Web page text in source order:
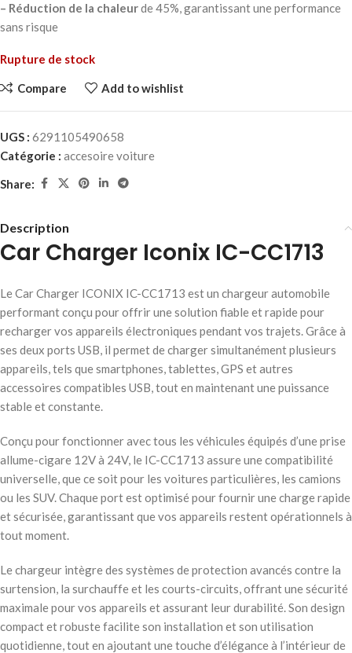
– Réduction de la chaleurde 45%, garantissant une performance
sans risque
Rupture de stock
Compare Add to wishlist
UGS : 6291105490658
Catégorie : accesoire voiture
Share:
Description
Car Charger Iconix IC-CC1713
Le Car Charger ICONIX IC-CC1713 est un chargeur automobile
performant conçu pour offrir une solution fiable et rapide pour
recharger vos appareils électroniques pendant vos trajets. Grâce à
ses deux ports USB, il permet de charger simultanément plusieurs
appareils, tels que smartphones, tablettes, GPS et autres
accessoires compatibles USB, tout en maintenant une puissance
stable et constante.
Conçu pour fonctionner avec tous les véhicules équipés d’une prise
allume-cigare 12V à 24V, le IC-CC1713 assure une compatibilité
universelle, que ce soit pour les voitures particulières, les camions
ou les SUV. Chaque port est optimisé pour fournir une charge rapide
et sécurisée, garantissant que vos appareils restent opérationnels à
tout moment.
Le chargeur intègre des systèmes de protection avancés contre la
surtension, la surchauffe et les courts-circuits, offrant une sécurité
maximale pour vos appareils et assurant leur durabilité. Son design
compact et robuste facilite son installation et son utilisation
quotidienne, tout en ajoutant une touche d’élégance à l’intérieur de